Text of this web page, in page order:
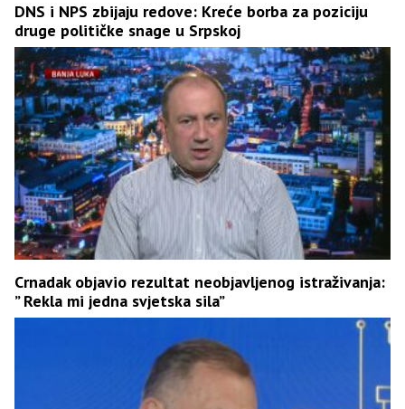
DNS i NPS zbijaju redove: Kreće borba za poziciju
druge političke snage u Srpskoj
Crnadak objavio rezultat neobjavljenog istraživanja:
” Rekla mi jedna svjetska sila”